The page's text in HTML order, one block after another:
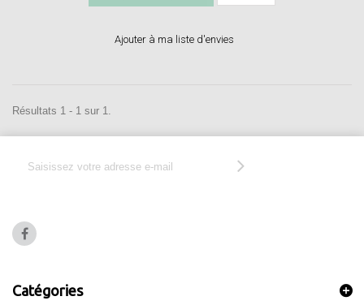
Ajouter à ma liste d'envies
Résultats 1 - 1 sur 1.
Catégories